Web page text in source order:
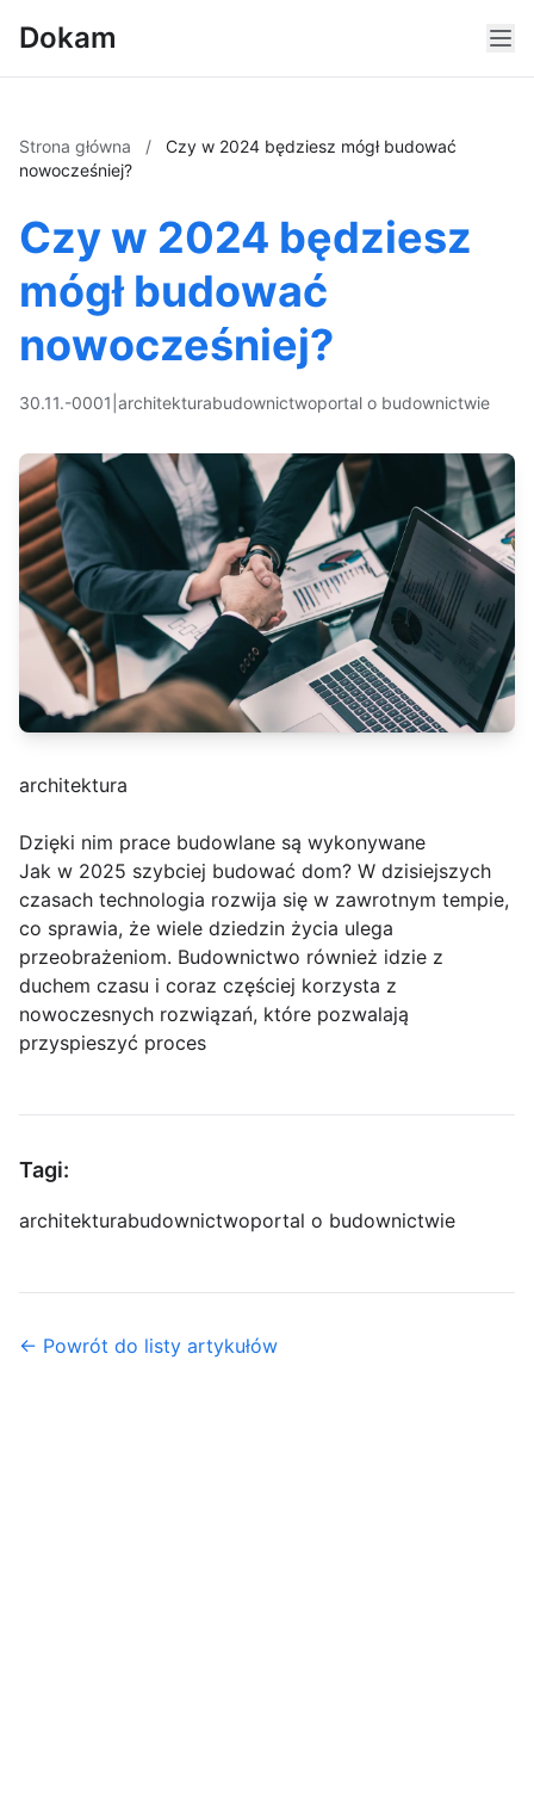
Dokam
Strona główna /
Czy w 2024 będziesz mógł budować
nowocześniej?
Czy w 2024 będziesz
mógł budować
nowocześniej?
30.11.-0001 architekturabudownictwoportal o budownictwie
architektura
Dzięki nim prace budowlane są wykonywane
Jak w 2025 szybciej budować dom? W dzisiejszych
czasach technologia rozwija się w zawrotnym tempie,
co sprawia, że wiele dziedzin życia ulega
przeobrażeniom. Budownictwo również idzie z
duchem czasu i coraz częściej korzysta z
nowoczesnych rozwiązań, które pozwalają
przyspieszyć proces
Tagi:
architekturabudownictwoportal o budownictwie
← Powrót do listy artykułów